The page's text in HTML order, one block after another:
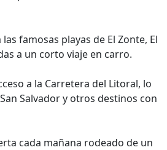
famosas playas de El Zonte, El
a un corto viaje en carro.
a la Carretera del Litoral, lo
Salvador y otros destinos con
cada mañana rodeado de un